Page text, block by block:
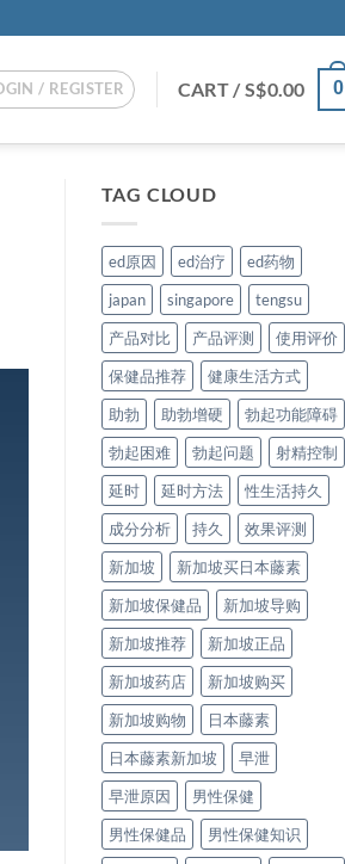
/ REGISTER CART /S$0.00 0
TAG CLOUD
ed原因 ed治疗
ed药物
japan
singapore
tengsu
产品对比
产品评测
使用评价
保健品推荐
健康生活方式
助勃
助勃增硬
勃起功能障碍
勃起困难
勃起问题
射精控制
延时
延时方法
性生活持久
成分分析
持久
效果评测
新加坡
新加坡买日本藤素
新加坡保健品
新加坡导购
新加坡推荐
新加坡正品
新加坡药店
新加坡购买
新加坡购物
日本藤素
日本藤素新加坡
早泄
早泄原因
男性保健
男性保健品
男性保健知识